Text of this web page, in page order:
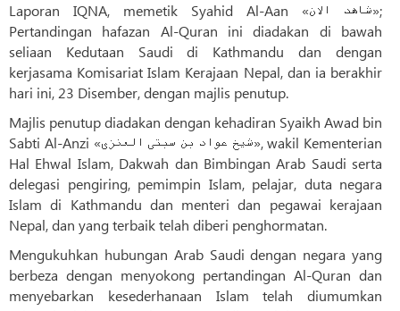
Laporan IQNA, memetik Syahid Al-Aan «شاهد الان»;
Pertandingan hafazan Al-Quran ini diadakan di bawah
seliaan Kedutaan Saudi di Kathmandu dan dengan
kerjasama Komisariat Islam Kerajaan Nepal, dan ia berakhir
hari ini, 23 Disember, dengan majlis penutup.
Majlis penutup diadakan dengan kehadiran Syaikh Awad bin
Sabti Al-Anzi «شیخ عواد بن سبتی العنزی», wakil Kementerian
Hal Ehwal Islam, Dakwah dan Bimbingan Arab Saudi serta
delegasi pengiring, pemimpin Islam, pelajar, duta negara
Islam di Kathmandu dan menteri dan pegawai kerajaan
Nepal, dan yang terbaik telah diberi penghormatan.
Mengukuhkan hubungan Arab Saudi dengan negara yang
berbeza dengan menyokong pertandingan Al-Quran dan
menyebarkan kesederhanaan Islam telah diumumkan